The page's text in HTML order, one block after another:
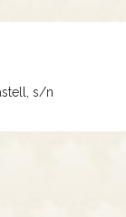
s/n